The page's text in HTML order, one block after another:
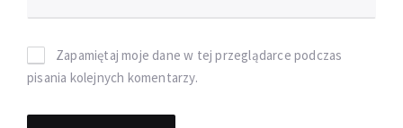
Zapamiętaj moje dane w tej przeglądarce podczas
pisania kolejnych komentarzy.